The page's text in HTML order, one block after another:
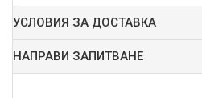
УСЛОВИЯ ЗА ДОСТАВКА
НАПРАВИ ЗАПИТВАНЕ